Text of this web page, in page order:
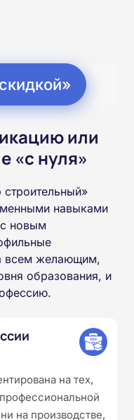
или
«с нуля»
навыками
новым
всем желающим,
образования, и
на тех,
на производстве,